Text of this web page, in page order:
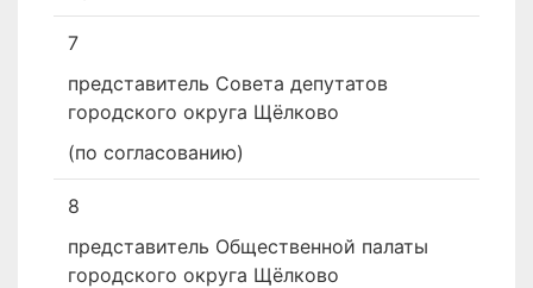
7
представитель Совета депутатов
городского округа Щёлково
(по согласованию)
8
представитель Общественной палаты
городского округа Щёлково